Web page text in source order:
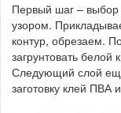
Первый шаг – выбор
узором.
контур, обрезаем.
загрунтовать белой
Следующий слой
заготовку клей ПВА